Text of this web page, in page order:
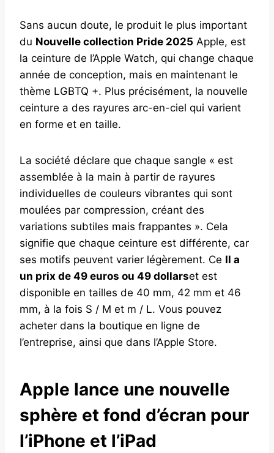
Sans aucun doute, le produit le plus important
du Nouvelle collection Pride 2025 Apple, est
la ceinture de l’Apple Watch, qui change chaque
année de conception, mais en maintenant le
thème LGBTQ +. Plus précisément, la nouvelle
ceinture a des rayures arc-en-ciel qui varient
en forme et en taille.
La société déclare que chaque sangle « est
assemblée à la main à partir de rayures
individuelles de couleurs vibrantes qui sont
moulées par compression, créant des
variations subtiles mais frappantes ». Cela
signifie que chaque ceinture est différente, car
ses motifs peuvent varier légèrement. Ce Il a
un prix de 49 euros ou 49 dollarset est
disponible en tailles de 40 mm, 42 mm et 46
mm, à la fois S / M et m / L. Vous pouvez
acheter dans la boutique en ligne de
l’entreprise, ainsi que dans l’Apple Store.
Apple lance une nouvelle
sphère et fond d’écran pour
l’iPhone et l’iPad